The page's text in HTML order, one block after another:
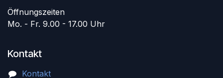
Öffnungszeiten
Mo. - Fr. 9.00 - 17.00 Uhr
Kontakt
Kontakt